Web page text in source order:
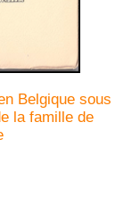
Belgique sous
la famille de